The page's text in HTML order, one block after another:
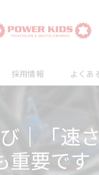
採用情報 よくあ
｜「速
重要です